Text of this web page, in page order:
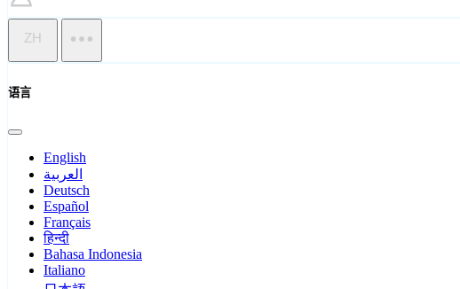
ZH
语言
English
العربية
Deutsch
Español
Français
हिन्दी
Bahasa Indonesia
Italiano